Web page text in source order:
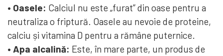
• Oasele: Calciul nu este „furat” din oase pentru a
neutraliza o friptură. Oasele au nevoie de proteine,
calciu și vitamina D pentru a rămâne puternice.
• Apa alcalină: Este, în mare parte, un produs de